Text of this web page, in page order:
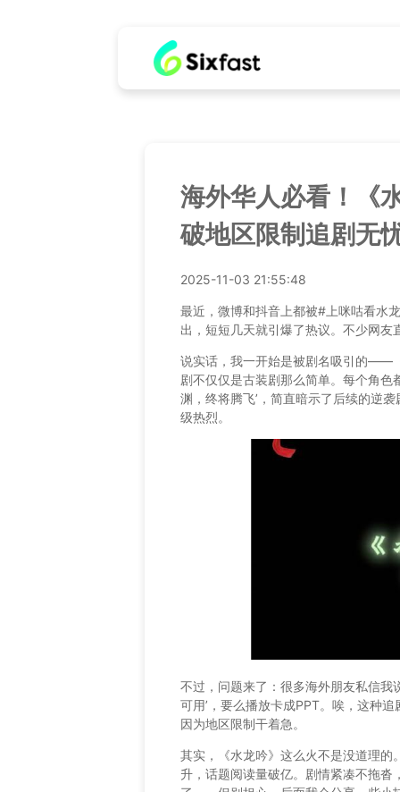
海外华人必看！《
破地区限制追剧无
2025-11-03 21:55:48
最近，微博和抖音上都被#上咪咕看水
出，短短几天就引爆了热议。不少网友
说实话，我一开始是被剧名吸引的——
剧不仅仅是古装剧那么简单。每个角色
渊，终将腾飞’，简直暗示了后续的逆
级热烈。
不过，问题来了：很多海外朋友私信我
可用’，要么播放卡成PPT。唉，这种
因为地区限制干着急。
其实，《水龙吟》这么火不是没道理
升，话题阅读量破亿。剧情紧凑不拖